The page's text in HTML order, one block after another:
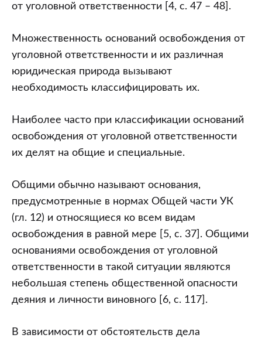
от уголовной ответственности [4, с. 47 – 48].
Множественность оснований освобождения от
уголовной ответственности и их различная
юридическая природа вызывают
необходимость классифицировать их.
Наиболее часто при классификации оснований
освобождения от уголовной ответственности
их делят на общие и специальные.
Общими обычно называют основания,
предусмотренные в нормах Общей части УК
(гл. 12) и относящиеся ко всем видам
освобождения в равной мере [5, с. 37]. Общими
основаниями освобождения от уголовной
ответственности в такой ситуации являются
небольшая степень общественной опасности
деяния и личности виновного [6, с. 117].
В зависимости от обстоятельств дела